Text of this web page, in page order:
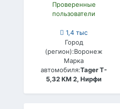
Проверенные
пользователи
1,4 тыс
Город
(регион):Воронеж
Марка
автомобиля:Tager T-
5,32 КМ 2, Нирфи